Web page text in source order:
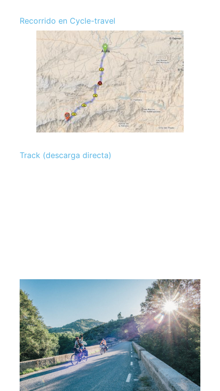
Recorrido en Cycle-travel
Track (descarga directa)